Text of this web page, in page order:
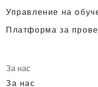
Управление на
Платформа за
За нас
За нас